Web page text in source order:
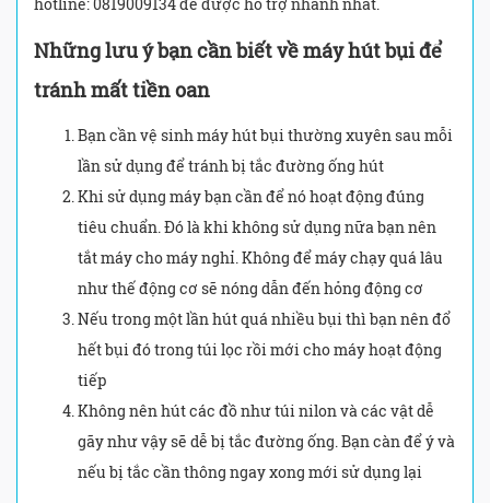
Những lưu ý bạn cần biết về máy hút bụi để
tránh mất tiền oan
Bạn cần vệ sinh máy hút bụi thường xuyên sau mỗi
lần sử dụng để tránh bị tắc đường ống hút
Khi sử dụng máy bạn cần để nó hoạt động đúng
tiêu chuẩn. Đó là khi không sử dụng nữa bạn nên
tắt máy cho máy nghỉ. Không để máy chạy quá lâu
như thế động cơ sẽ nóng dẫn đến hỏng động cơ
Nếu trong một lần hút quá nhiều bụi thì bạn nên đổ
hết bụi đó trong túi lọc rồi mới cho máy hoạt động
tiếp
Không nên hút các đồ như túi nilon và các vật dễ
gãy như vậy sẽ dễ bị tắc đường ống. Bạn càn để ý và
nếu bị tắc cần thông ngay xong mới sử dụng lại